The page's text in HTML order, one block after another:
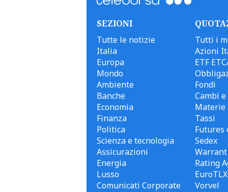
SEZIONI
Tutte le notizie
Italia
Europa
Mondo
Ambiente
Banche
Economia
Finanza
Politica
Scienza e tecnologia
Assicurazioni
Energia
Lusso
Comunicati Corporate
Tutti i
Azioni
ETF
Fondi
Cambi
Materie
Tassi
Futures
Sedex
Warrant
Rating
EuroTLX
Vorvel